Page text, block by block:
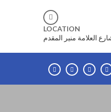
LOCATION
العلامة منير المقدم